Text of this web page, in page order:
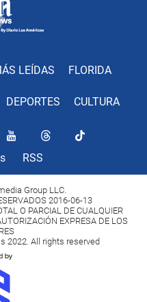
LEÍDAS FLORIDA
DEPORTES CULTURA
RSS
Group LLC.
2016-06-13
O PARCIAL DE CUALQUIER
EXPRESA DE LOS
2022. All rights reserved